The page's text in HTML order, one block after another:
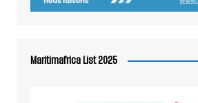
Maritimafrica List 2025